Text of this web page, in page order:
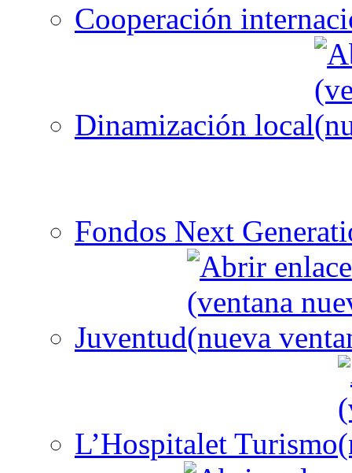
Cooperación
Dinamización local
Fondos Next
Juventud
L’Hospitalet Turismo